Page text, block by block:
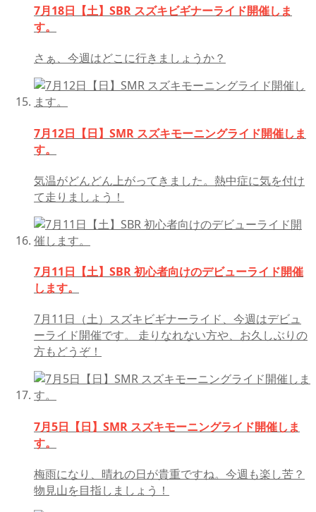
7月18日【土】SBR スズキビギナーライド開催しま
す。
さぁ、今週はどこに行きましょうか？
7月12日【日】SMR スズキモーニングライド開催しま
す。
気温がどんどん上がってきました。熱中症に気を付け
て走りましょう！
7月11日【土】SBR 初心者向けのデビューライド開催
します。
7月11日（土）スズキビギナーライド、今週はデビュ
ーライド開催です。 走りなれない方や、お久しぶりの
方もどうぞ！
7月5日【日】SMR スズキモーニングライド開催しま
す。
梅雨になり、晴れの日が貴重ですね。今週も楽し苦？
物見山を目指しましょう！